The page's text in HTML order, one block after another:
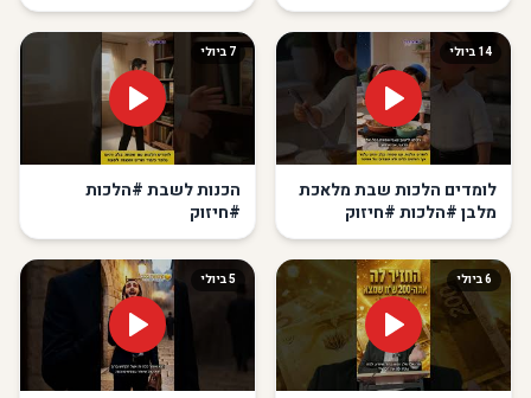
14 ביולי
לומדים הלכות שבת מלאכת
מלבן #הלכות #חיזוק
7 ביולי
הכנות לשבת #הלכות
#חיזוק
6 ביולי 5 ביולי